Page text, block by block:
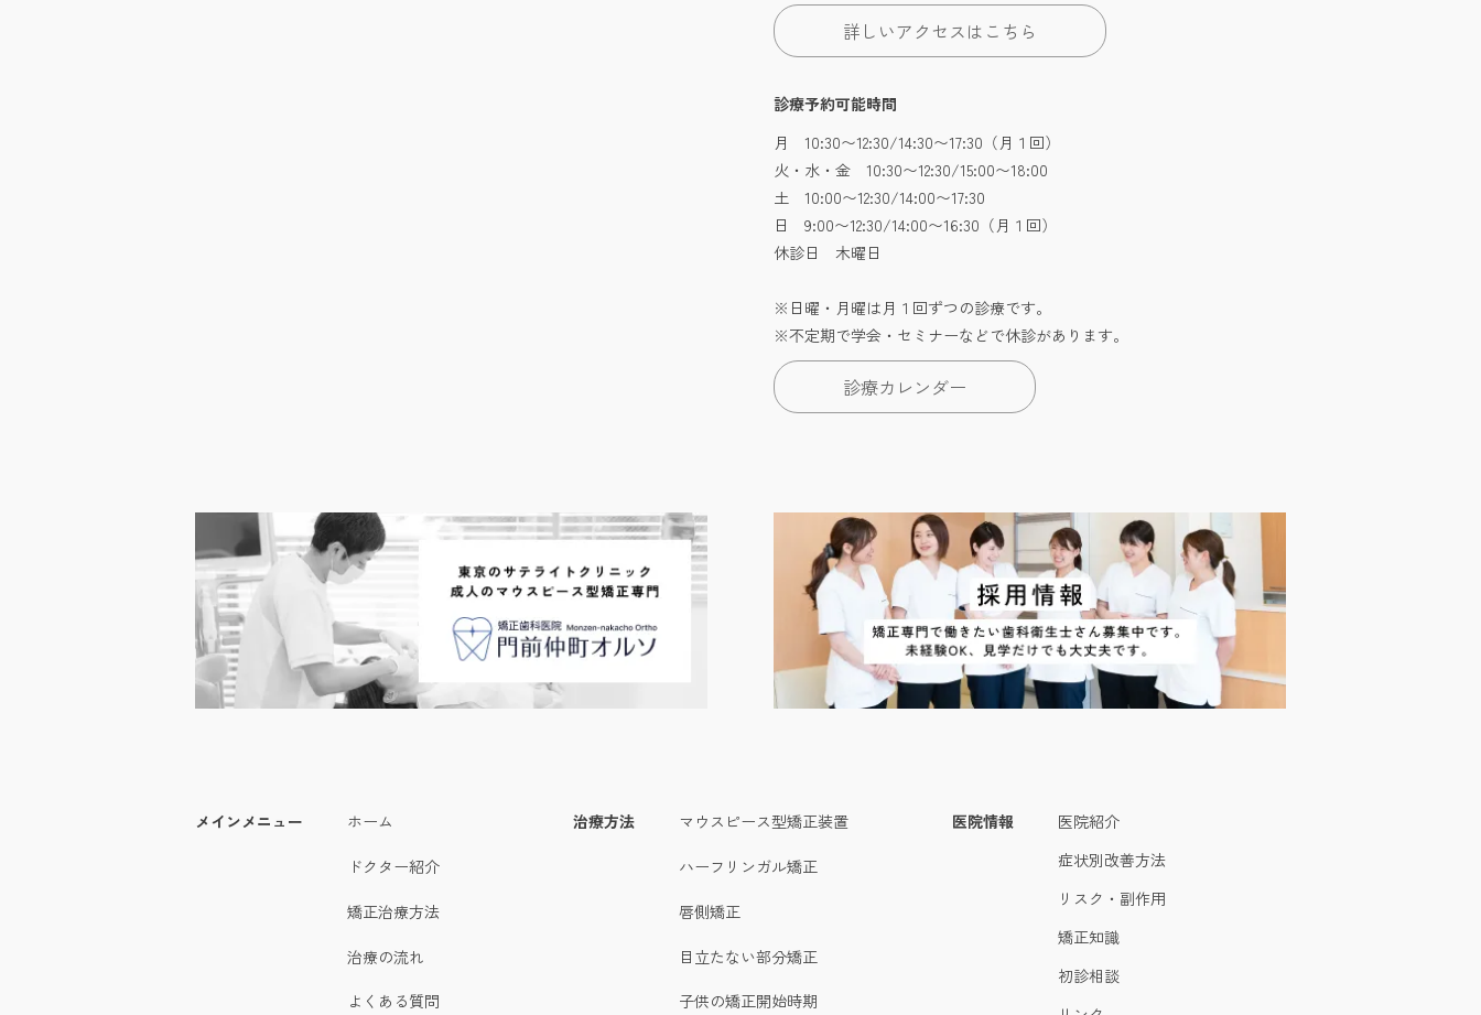
詳しいアクセスはこちら
診療予約可能時間
月 10:30〜12:30/14:30〜17:30（月１回）
火・水・金 10:30〜12:30/15:00〜18:00
土 10:00〜12:30/14:00〜17:30
日 9:00〜12:30/14:00〜16:30（月１回）
休診日 木曜日
※日曜・月曜は月１回ずつの診療です。
※不定期で学会・セミナーなどで休診があります。
診療カレンダー
メインメニュー ホーム
ドクター紹介
矯正治療方法
治療の流れ
よくある質問
治療方法 マウスピース型矯正装置
ハーフリンガル矯正
唇側矯正
目立たない部分矯正
子供の矯正開始時期
医院情報
医院紹介
症状別改善方法
リスク・副作用
矯正知識
初診相談